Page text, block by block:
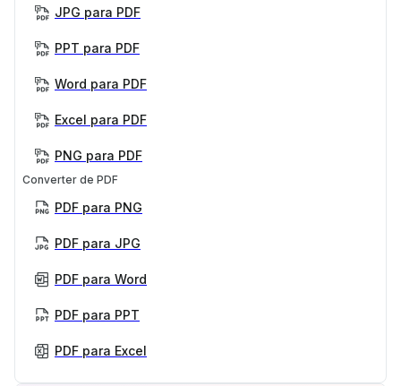
JPG para PDF
PPT para PDF
Word para PDF
Excel para PDF
PNG para PDF
Converter de PDF
PDF para PNG
PDF para JPG
PDF para Word
PDF para PPT
PDF para Excel